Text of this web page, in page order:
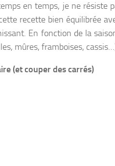
en temps, je ne résiste
recette bien équilibrée
En fonction de la
mûres, framboises,
(et couper des carrés)